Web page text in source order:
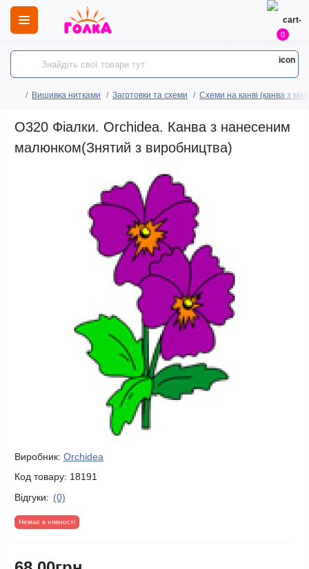
0
Вишивка нитками Заготовки та схеми Схеми на канві (канва з
O320 Фіалки. Orchidea. Канва з нанесеним
малюнком(Знятий з виробництва)
Виробник: Orchidea
Код товару: 18191
Відгуки: (0)
Немає в нявності